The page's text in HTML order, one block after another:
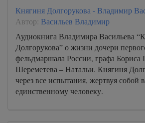
Княгиня Долгорукова - Владимир
Автор: Васильев Владимир
Аудиокнига Владимира Васильева
Долгорукова” о жизни дочери
фельдмаршала России, графа Бориса
Шереметева – Натальи. Княгиня
через все испытания, жертвуя собой
единственному человеку.